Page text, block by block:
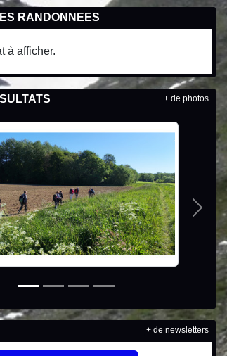
RANDONNEES
à afficher.
+ de photos
+ de newsletters